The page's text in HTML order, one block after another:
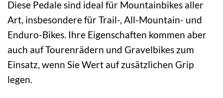
Diese Pedale sind ideal für Mountainbikes aller
Art, insbesondere für Trail-, All-Mountain- und
Enduro-Bikes. Ihre Eigenschaften kommen aber
auch auf Tourenrädern und Gravelbikes zum
Einsatz, wenn Sie Wert auf zusätzlichen Grip
legen.